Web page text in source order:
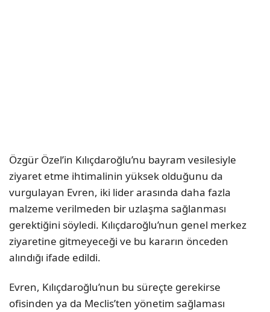
Özgür Özel’in Kılıçdaroğlu’nu bayram vesilesiyle
ziyaret etme ihtimalinin yüksek olduğunu da
vurgulayan Evren, iki lider arasında daha fazla
malzeme verilmeden bir uzlaşma sağlanması
gerektiğini söyledi. Kılıçdaroğlu’nun genel merkez
ziyaretine gitmeyeceği ve bu kararın önceden
alındığı ifade edildi.
Evren, Kılıçdaroğlu’nun bu süreçte gerekirse
ofisinden ya da Meclis’ten yönetim sağlaması